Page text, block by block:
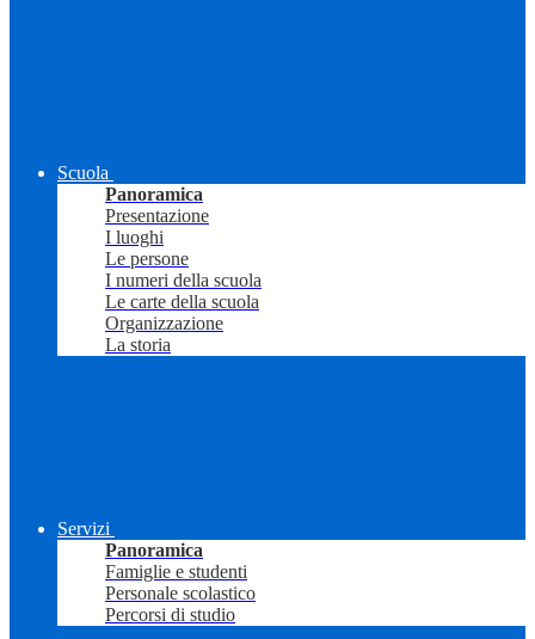
Scuola
Panoramica
Presentazione
I luoghi
Le persone
I numeri della scuola
Le carte della scuola
Organizzazione
La storia
Servizi
Panoramica
Famiglie e studenti
Personale scolastico
Percorsi di studio